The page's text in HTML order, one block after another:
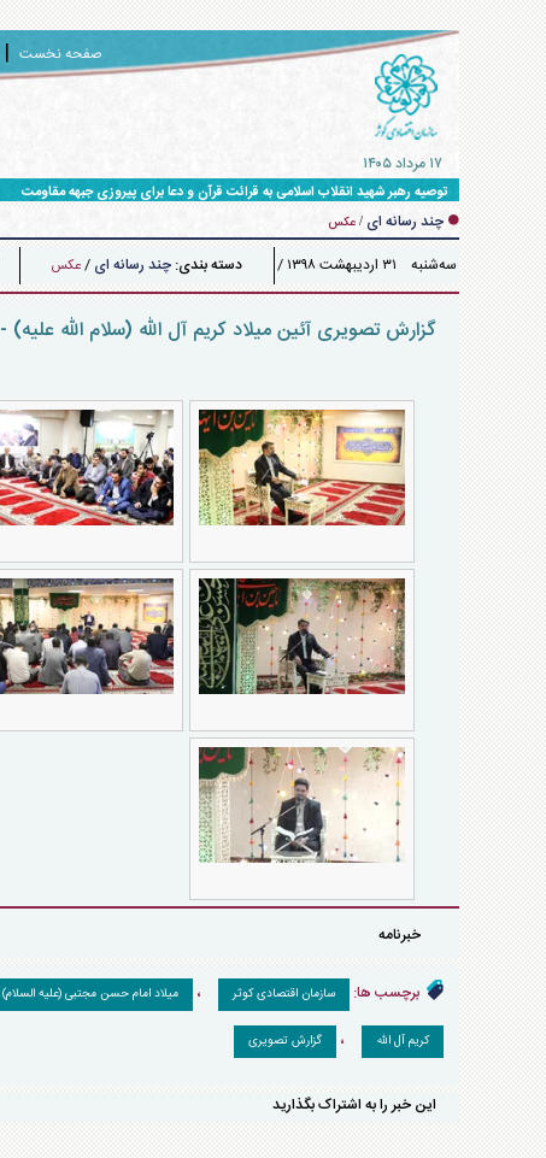
صفحه نخست
۱۷ مرداد ۱۴۰۵
توصیه رهبر شهید انقلاب اسلامی به قرائت قرآن و دعا برای پیروزی جبهه مقاومت
چند رسانه ای / عکس
سه‌شنبه ۳۱ ارديبهشت ۱۳۹۸ /
دسته بندی: چند رسانه ای /عکس
گزارش تصویری آئین میلاد کریم آل الله (سلام الله علیه) - ۱۵ رمضان الکریم ۱۴۴۰
خبرنامه
برچسب ها: سازمان اقتصادی کوثر ، میلاد امام حسن مجتبی (علیه السلام)
کریم آل الله ، گزارش تصویری
این خبر را به اشتراک بگذارید